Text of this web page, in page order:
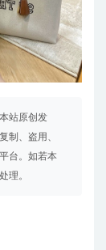
站原创发
制、盗用、
台。如若本
理。